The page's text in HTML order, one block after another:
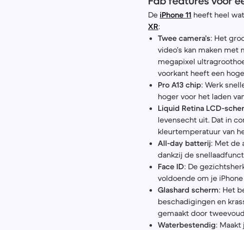
De iPhone 11 heeft heel
XR:
Twee camera’s: Het
video’s kan maken met
megapixel
voorkant heeft een
Pro A13 chip: Werk
hoger voor het laden
Liquid Retina LCD-
levensecht uit. Dat in
kleurtemperatuur van
All-day batterij: Met de
dankzij de
Face ID: De
voldoende om je
Glashard scherm: Het
beschadigingen en
gemaakt door
Waterbestendig: